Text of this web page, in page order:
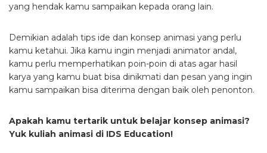
yang hendak kamu sampaikan kepada orang lain.
Demikian adalah tips ide dan konsep animasi yang perlu
kamu ketahui. Jika kamu ingin menjadi animator andal,
kamu perlu memperhatikan poin-poin di atas agar hasil
karya yang kamu buat bisa dinikmati dan pesan yang ingin
kamu sampaikan bisa diterima dengan baik oleh penonton.
Apakah kamu tertarik untuk belajar konsep animasi?
Yuk kuliah animasi di IDS Education!